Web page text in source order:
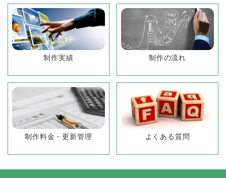
制作実績 制作の流れ
制作料金・更新管理 よくある質問